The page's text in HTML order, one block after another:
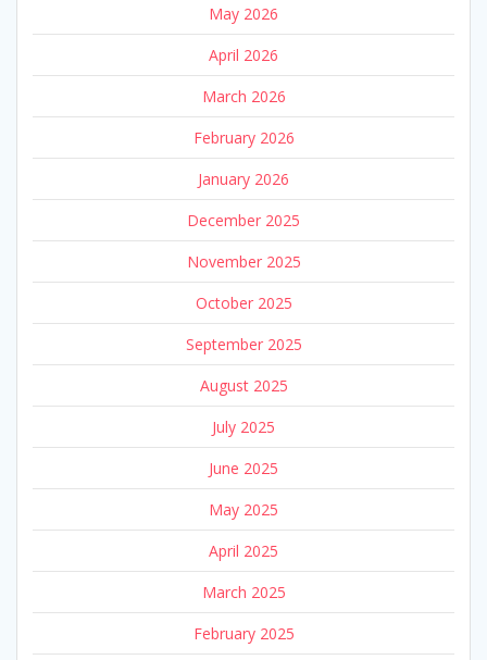
May 2026
April 2026
March 2026
February 2026
January 2026
December 2025
November 2025
October 2025
September 2025
August 2025
July 2025
June 2025
May 2025
April 2025
March 2025
February 2025